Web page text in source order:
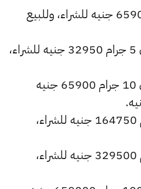
سعر عيار 21 وزن 1 جرام 6590 جنيه للشراء، وللبيع
أسعار الذهب عيار 21 وزن 5 جرام 32950 جنيه للشراء،
أسعار الذهب عيار 21 وزن 10 جرام 65900 جنيه
سعر عيار 21 وزن 25 جرام 164750 جنيه للشراء،
سعر عيار 21 وزن 50 جرام 329500 جنيه للشراء،